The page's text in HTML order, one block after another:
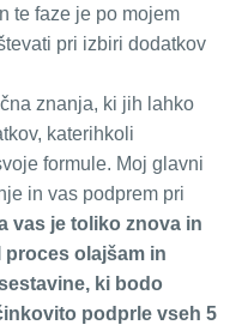
te faze je po mojem
pri izbiri dodatkov
znanja, ki jih lahko
katerihkoli
formule. Moj glavni
in vas podprem pri
vas je toliko znova in
proces olajšam in
ki bodo
podprle vseh 5